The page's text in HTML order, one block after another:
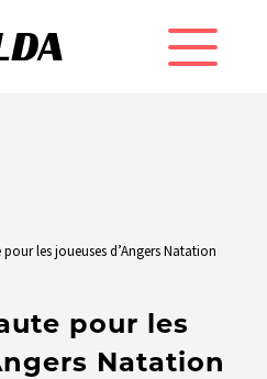
les joueuses d’Angers Natation
pour les
Natation